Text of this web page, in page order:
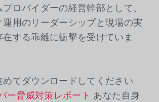
ロバイダーの経営幹部として、
用のリーダーシップと現場の実
する乖離に衝撃を受けていま
てダウンロードしてください
ー脅威対策レポート あなた自身